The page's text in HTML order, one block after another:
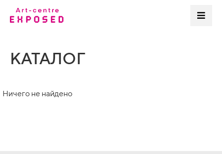
КАТАЛОГ
Ничего не найдено